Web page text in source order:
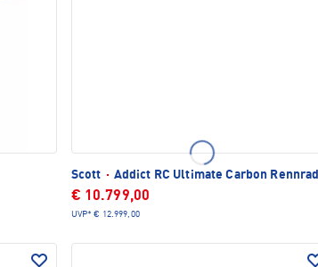
Scott · Addict RC Ultimate Carbon Rennrad
€ 10.799,00
UVP* € 12.999,00